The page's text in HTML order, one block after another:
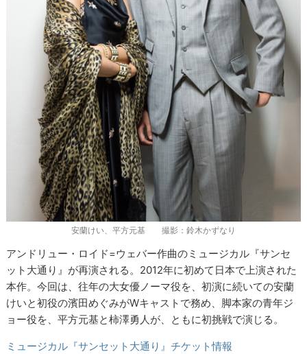
安蘭けい、平方元基 撮影：鈴木かずなり
アンドリュー・ロイド=ウェバー作曲のミュージカル『サンセ
ット大通り』が再演される。2012年に初めて日本で上演された
本作。今回は、往年の大女優ノーマ役を、初演に続いての安蘭
けいと初役の濱田めぐみがWキャストで務め、脚本家の青年ジ
ョー役を、平方元基と柿澤勇人が、ともに初挑戦で演じる。
ミュージカル『サンセット大通り』チケット情報